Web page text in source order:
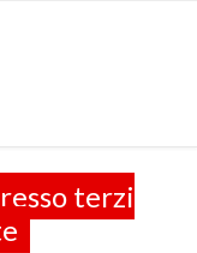
terzi